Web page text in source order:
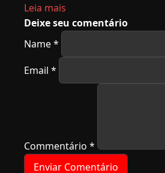
Leia mais
Deixe seu comentário
Name*
Email *
Commentário *